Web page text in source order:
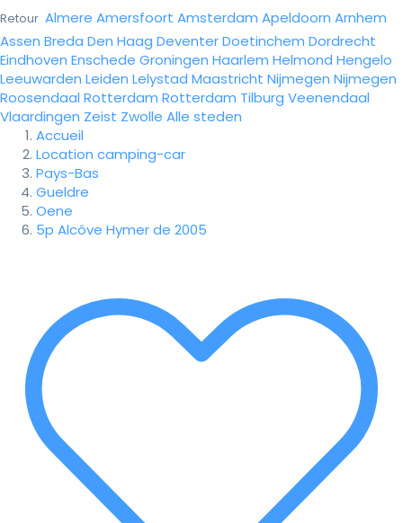
Retour Almere Amersfoort Amsterdam Apeldoorn Arnhem
Assen Breda Den Haag DeventerDoetinchem Dordrecht
Eindhoven Enschede Groningen Haarlem Helmond Hengelo
Leeuwarden Leiden Lelystad Maastricht Nijmegen Nijmegen
Roosendaal Rotterdam Rotterdam Tilburg Veenendaal
Vlaardingen Zeist Zwolle Alle steden
Accueil
Location camping-car
Pays-Bas
Gueldre
Oene
5p Alcôve Hymer de 2005